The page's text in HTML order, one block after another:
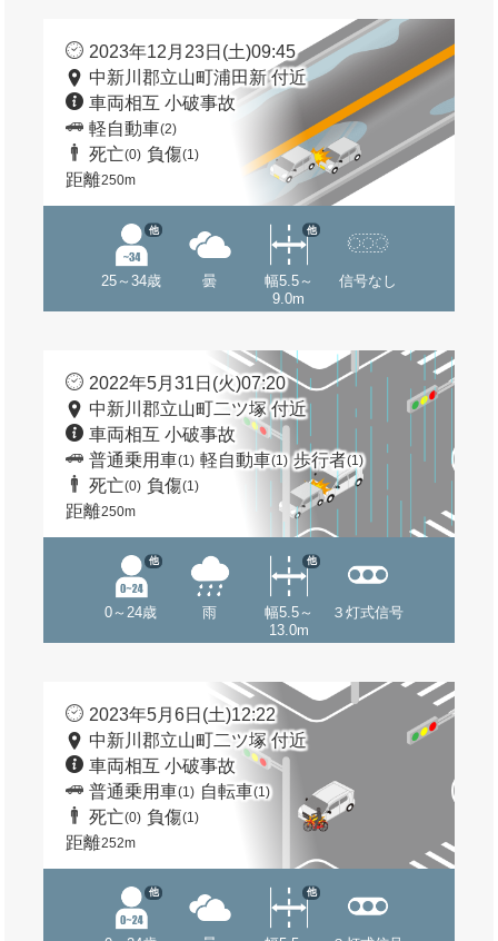
2023年12月23日(土)09:45
中新川郡立山町浦田新 付近
車両相互 小破事故
軽自動車(2)
死亡(0) 負傷(1)
距離250m
25～34歳
他
曇
幅5.5～
9.0m
他
信号なし
2022年5月31日(火)07:20
中新川郡立山町二ツ塚 付近
車両相互 小破事故
普通乗用車(1) 軽自動車(1) 歩行者(1)
死亡(0) 負傷(1)
距離250m
0～24歳
他
雨
幅5.5～
13.0m
他
３灯式信号
2023年5月6日(土)12:22
中新川郡立山町二ツ塚 付近
車両相互 小破事故
普通乗用車(1) 自転車(1)
死亡(0) 負傷(1)
距離252m
他 他